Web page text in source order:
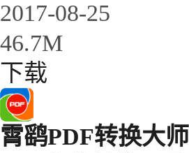
2017-08-25
46.7M
下载
霄鹞PDF转换大师